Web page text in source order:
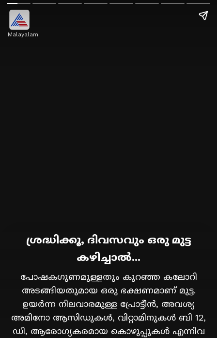
Malayalam
ശ്രദ്ധിക്കൂ, ദിവസവും ഒരു മുട്ട
കഴിച്ചാൽ...
പോഷകഗുണമുള്ളതും കുറഞ്ഞ കലോറി
അടങ്ങിയതുമായ ഒരു ഭക്ഷണമാണ് മുട്ട.
ഉയർന്ന നിലവാരമുള്ള പ്രോട്ടീൻ, അവശ്യ
അമിനോ ആസിഡുകൾ, വിറ്റാമിനുകൾ ബി 12,
ഡി, ആരോഗ്യകരമായ കൊഴുപ്പുകൾ എന്നിവ